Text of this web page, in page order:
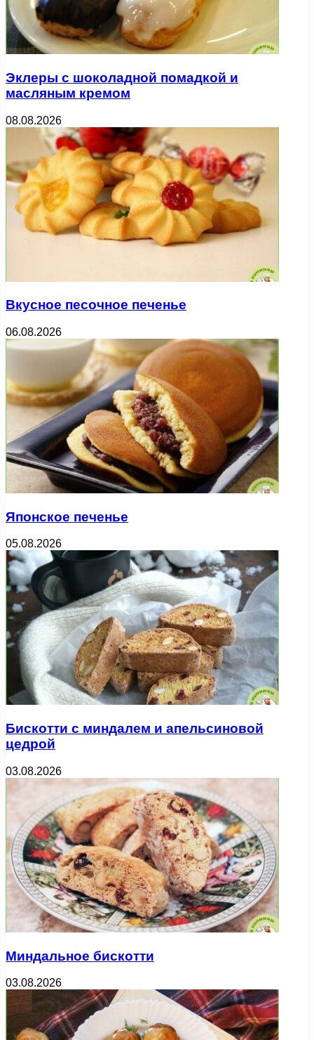
Эклеры с шоколадной помадкой и
масляным кремом
08.08.2026
Вкусное песочное печенье
06.08.2026
Японское печенье
05.08.2026
Бискотти с миндалем и апельсиновой
цедрой
03.08.2026
Миндальное бискотти
03.08.2026